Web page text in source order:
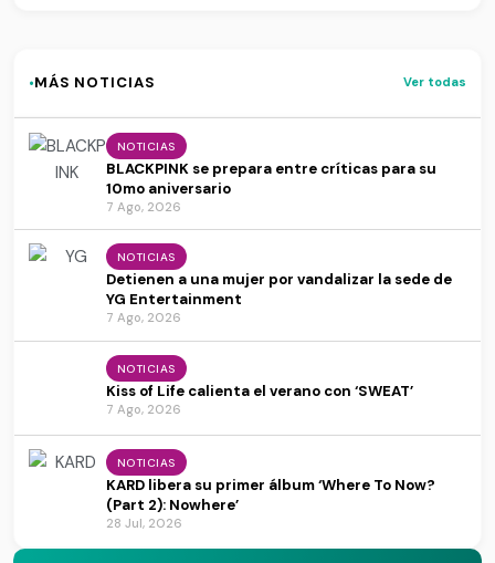
·MÁS NOTICIAS Ver todas
NOTICIAS
BLACKPINK se prepara entre críticas para su
10mo aniversario
7 Ago, 2026
NOTICIAS
Detienen a una mujer por vandalizar la sede de
YG Entertainment
7 Ago, 2026
NOTICIAS
Kiss of Life calienta el verano con ‘SWEAT’
7 Ago, 2026
NOTICIAS
KARD libera su primer álbum ‘Where To Now?
(Part 2): Nowhere’
28 Jul, 2026